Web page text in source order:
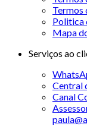
Termos
Politica
Mapa
Serviços ao
Central
Canal